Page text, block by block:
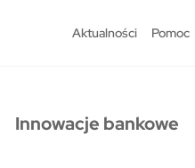
Aktualności Pomoc
Innowacje bankowe